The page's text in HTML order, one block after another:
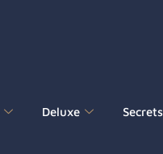
Deluxe Secrets